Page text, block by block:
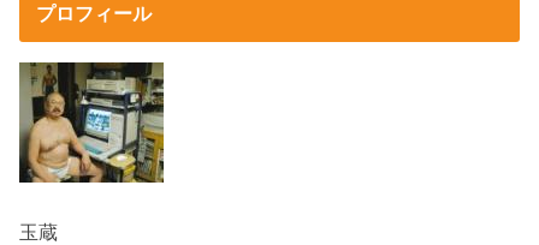
プロフィール
玉蔵